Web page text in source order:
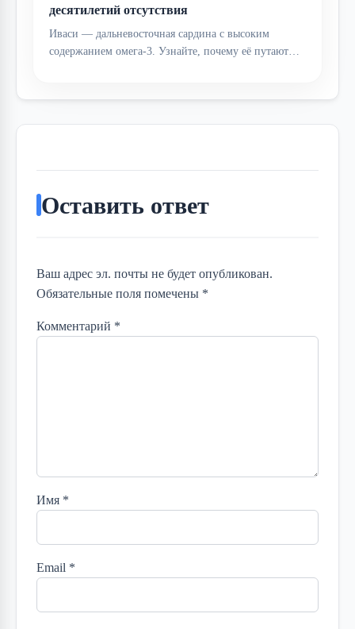
десятилетий отсутствия
Иваси — дальневосточная сардина с высоким
содержанием омега-3. Узнайте, почему её путают…
Оставить ответ
Ваш адрес эл. почты не будет опубликован.
Обязательные поля помечены *
Комментарий *
Имя *
Email *